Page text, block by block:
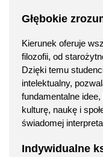
Głębokie
Kierunek oferuje
filozofii, od
Dzięki temu
intelektualny,
fundamentalne idee,
kulturę, naukę i
świadomej
Indywidualne